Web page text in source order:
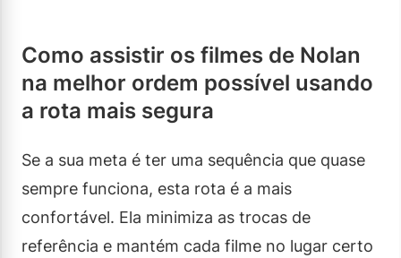
Como assistir os filmes de Nolan
na melhor ordem possível usando
a rota mais segura
Se a sua meta é ter uma sequência que quase
sempre funciona, esta rota é a mais
confortável. Ela minimiza as trocas de
referência e mantém cada filme no lugar certo